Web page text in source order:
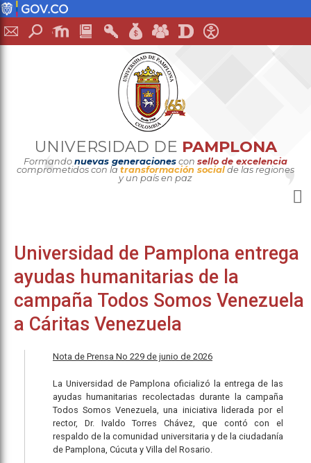
UNIVERSIDAD DE PAMPLONA
Formando nuevas generaciones con sello de excelencia
comprometidos con la transformación social de las regiones
y un país en paz
Universidad de Pamplona entrega
ayudas humanitarias de la
campaña Todos Somos Venezuela
a Cáritas Venezuela
Nota de Prensa No 229 de junio de 2026
La Universidad de Pamplona oficializó la entrega de las
ayudas humanitarias recolectadas durante la campaña
Todos Somos Venezuela, una iniciativa liderada por el
rector, Dr. Ivaldo Torres Chávez, que contó con el
respaldo de la comunidad universitaria y de la ciudadanía
de Pamplona, Cúcuta y Villa del Rosario.